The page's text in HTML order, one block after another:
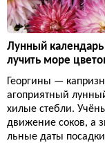
Лунный календарь
лучить море
Георгины —
агоприятный
хилые стебли.
движение соков, а
льные даты